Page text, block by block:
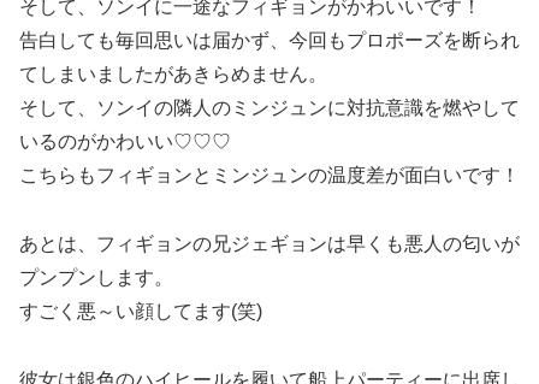
そして、ソンイに一途なフィギョンがかわいいです！
告白しても毎回思いは届かず、今回もプロポーズを断られ
てしまいましたがあきらめません。
そして、ソンイの隣人のミンジュンに対抗意識を燃やして
いるのがかわいい♡♡♡
こちらもフィギョンとミンジュンの温度差が面白いです！
あとは、フィギョンの兄ジェギョンは早くも悪人の匂いが
プンプンします。
すごく悪～い顔してます(笑)
彼女は銀色のハイヒールを履いて船上パーティーに出席し